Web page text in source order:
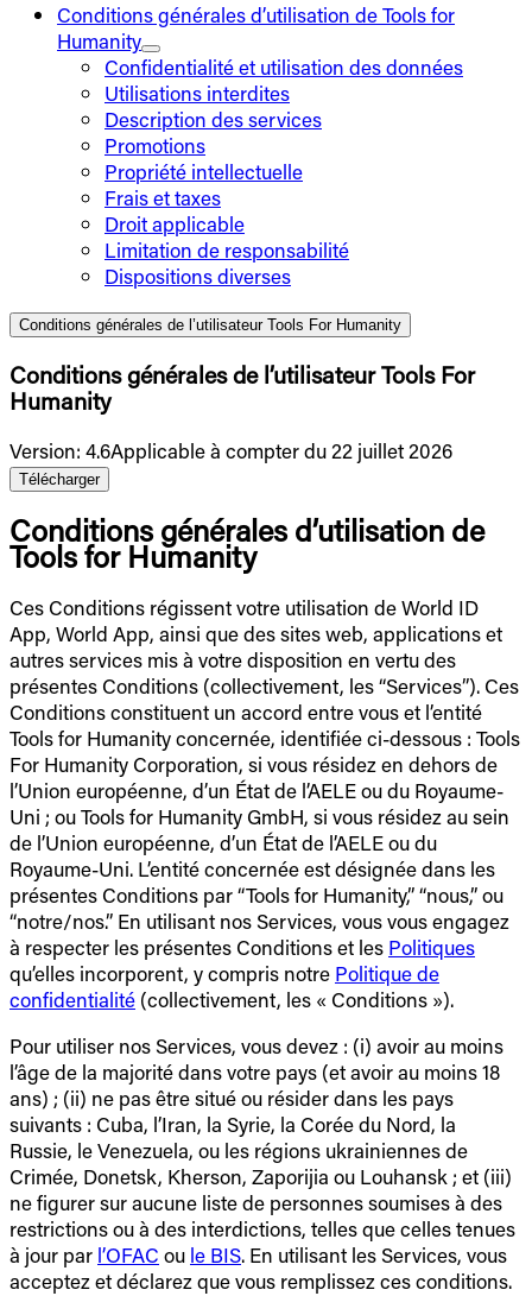
Conditions générales d’utilisation de Tools for
Humanity
Confidentialité et utilisation des données
Utilisations interdites
Description des services
Promotions
Propriété intellectuelle
Frais et taxes
Droit applicable
Limitation de responsabilité
Dispositions diverses
Conditions générales de l’utilisateur Tools For Humanity
Conditions générales de l’utilisateur Tools For
Humanity
Version: 4.6Applicable à compter du 22 juillet 2026
Télécharger
Conditions générales d’utilisation de
Tools for Humanity
Ces Conditions régissent votre utilisation de World ID
App, World App, ainsi que des sites web, applications et
autres services mis à votre disposition en vertu des
présentes Conditions (collectivement, les “Services”). Ces
Conditions constituent un accord entre vous et l’entité
Tools for Humanity concernée, identifiée ci-dessous : Tools
For Humanity Corporation, si vous résidez en dehors de
l’Union européenne, d’un État de l’AELE ou du Royaume-
Uni ; ou Tools for Humanity GmbH, si vous résidez au sein
de l’Union européenne, d’un État de l’AELE ou du
Royaume-Uni. L’entité concernée est désignée dans les
présentes Conditions par “Tools for Humanity,” “nous,” ou
“notre/nos.” En utilisant nos Services, vous vous engagez
à respecter les présentes Conditions et les Politiques
qu’elles incorporent, y compris notre Politique de
confidentialité (collectivement, les « Conditions »).
Pour utiliser nos Services, vous devez : (i) avoir au moins
l’âge de la majorité dans votre pays (et avoir au moins 18
ans) ; (ii) ne pas être situé ou résider dans les pays
suivants : Cuba, l’Iran, la Syrie, la Corée du Nord, la
Russie, le Venezuela, ou les régions ukrainiennes de
Crimée, Donetsk, Kherson, Zaporijia ou Louhansk ; et (iii)
ne figurer sur aucune liste de personnes soumises à des
restrictions ou à des interdictions, telles que celles tenues
à jour par l’OFAC ou le BIS. En utilisant les Services, vous
acceptez et déclarez que vous remplissez ces conditions.